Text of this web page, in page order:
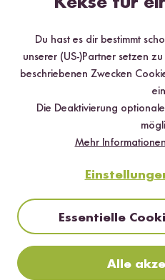
1 Stern
13.02.2023
Gutes Gerät, die
Du hast es dir bestimmt
unserer (US-)Partner setzen
beschriebenen Zwecken
Die Deaktivierung
Mehr
Essentielle
Alle